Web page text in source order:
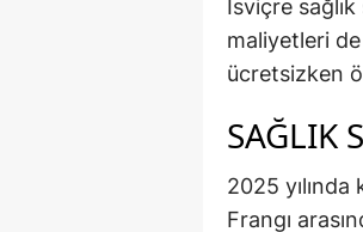
İsviçre
maliyetleri
ücretsizken
SAĞLIK
2025 yılında
Frangı